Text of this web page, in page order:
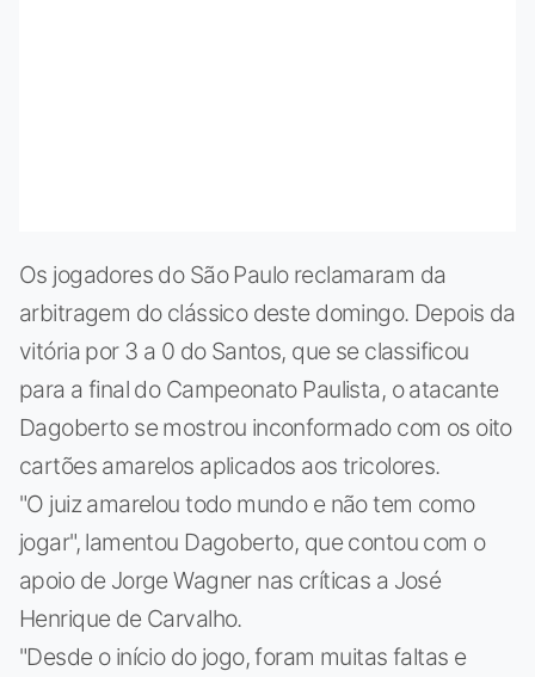
Os jogadores do São Paulo reclamaram da
arbitragem do clássico deste domingo. Depois da
vitória por 3 a 0 do Santos, que se classificou
para a final do Campeonato Paulista, o atacante
Dagoberto se mostrou inconformado com os oito
cartões amarelos aplicados aos tricolores.
"O juiz amarelou todo mundo e não tem como
jogar", lamentou Dagoberto, que contou com o
apoio de Jorge Wagner nas críticas a José
Henrique de Carvalho.
"Desde o início do jogo, foram muitas faltas e